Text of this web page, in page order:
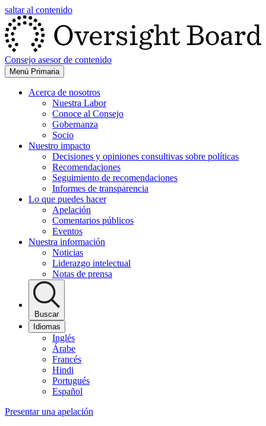
saltar al contenido
Consejo asesor de contenido
Menú Primaria
Acerca de nosotros
Nuestra Labor
Conoce al Consejo
Gobernanza
Socio
Nuestro impacto
Decisiones y opiniones consultivas sobre políticas
Recomendaciones
Seguimiento de recomendaciones
Informes de transparencia
Lo que puedes hacer
Apelación
Comentarios públicos
Eventos
Nuestra información
Noticias
Liderazgo intelectual
Notas de prensa
Buscar
Idiomas
Inglés
Árabe
Francés
Hindi
Portugués
Español
Presentar una apelación